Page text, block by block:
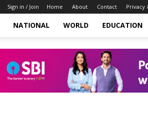
Sign in / Join Home About Contact Privacy
NATIONAL WORLD EDUCATION